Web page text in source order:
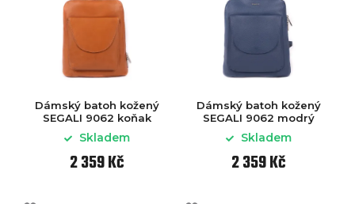
Dámský batoh kožený
SEGALI 9062 koňak
Skladem
2 359 Kč
Dámský batoh kožený
SEGALI 9062 modrý
Skladem
2 359 Kč